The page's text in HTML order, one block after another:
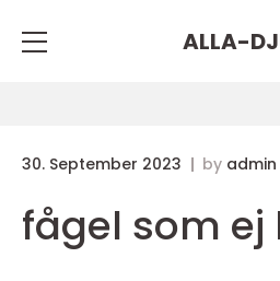
ALLA-
30. September 2023 by admin
fågel som ej